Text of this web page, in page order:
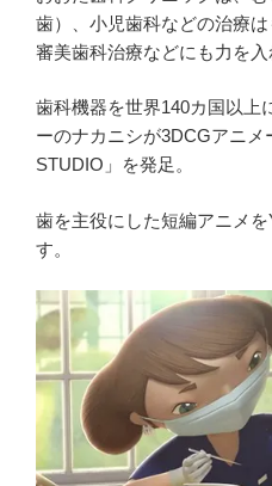
歯）、小児歯科などの治療は
審美歯科治療などにも力を入
歯科機器を世界140カ国以上
ーのナカニシが3DCGアニ
STUDIO」を発足。
歯を主役にした短編アニメ
す。